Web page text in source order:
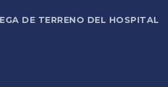
DE TERRENO DEL HOSPITAL